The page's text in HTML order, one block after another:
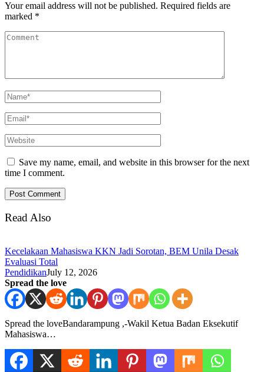
Your email address will not be published. Required fields are
marked *
Save my name, email, and website in this browser for the next
time I comment.
Read Also
Kecelakaan Mahasiswa KKN Jadi Sorotan, BEM Unila Desak
Evaluasi Total
PendidikanJuly 12, 2026
Spread the love
Spread the loveBandarampung ,-Wakil Ketua Badan Eksekutif
Mahasiswa…